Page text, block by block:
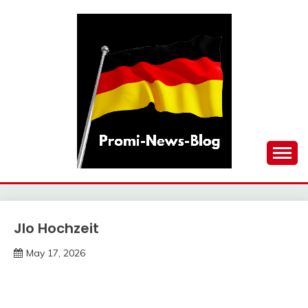
PROMI-NEWS-BLOG
Trends
Jlo Hochzeit
May 17, 2026